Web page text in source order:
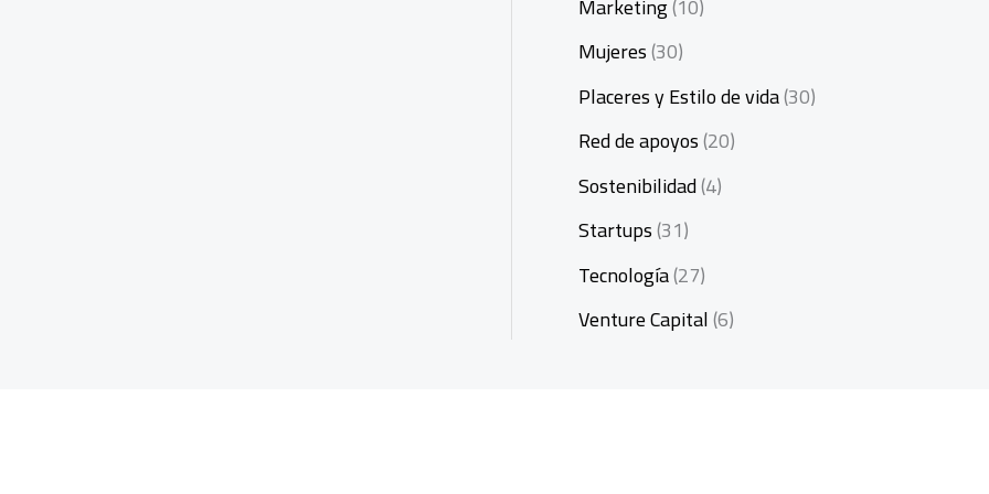
Mujeres(30)
Placeres y Estilo de vida(30)
Red de apoyos(20)
Sostenibilidad(4)
Startups(31)
Tecnología(27)
Venture Capital(6)